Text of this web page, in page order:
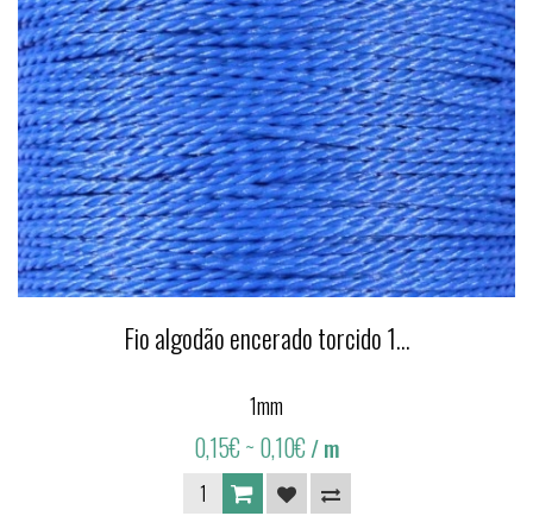
Fio algodão encerado torcido 1...
1mm
0,15€~ 0,10€/ m